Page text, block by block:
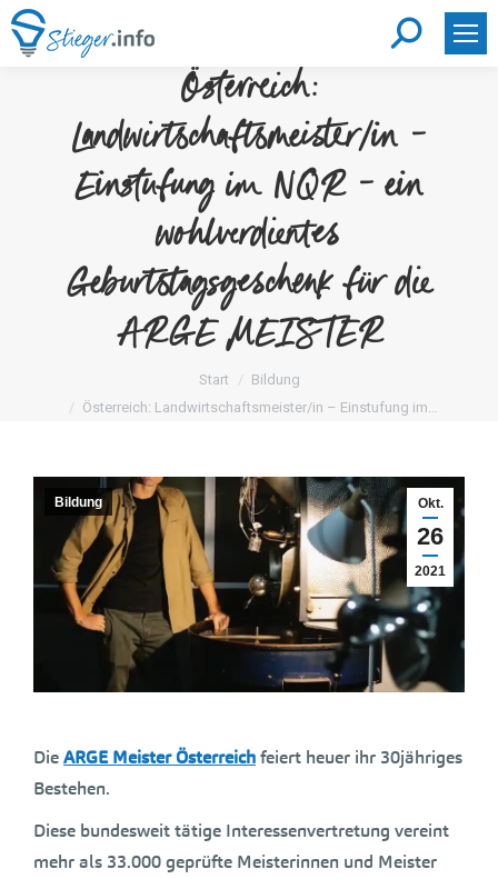
Search:
Österreich:
Landwirtschaftsmeister/in –
Einstufung im NQR – ein
wohlverdientes
Geburtstagsgeschenk für die
ARGE MEISTER
Sie befinden sich hier:Start
Bildung
Österreich: Landwirtschaftsmeister/in – Einstufung im…
Okt.
26
2021
Bildung
DieARGE Meister Österreichfeiert heuer ihr 30jähriges
Bestehen.
Diese bundesweit tätige Interessenvertretung vereint
mehr als 33.000 geprüfte Meisterinnen und Meister